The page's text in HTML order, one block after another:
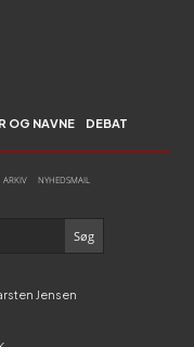
OG NAVNE DEBAT
ARKIV NYHEDSMAIL
Jensen